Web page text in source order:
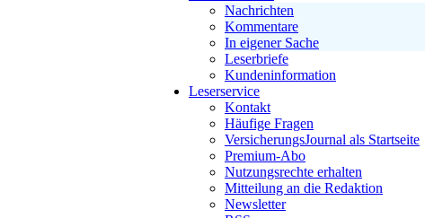
Nachrichten
Kommentare
In eigener Sache
Leserbriefe
Kundeninformation
Leserservice
Kontakt
Häufige Fragen
VersicherungsJournal als Startseite
Premium-Abo
Nutzungsrechte erhalten
Mitteilung an die Redaktion
Newsletter